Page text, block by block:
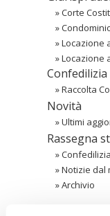
»Corte
»
»Locazione
»Locazione
»Raccolta
Novità
»Ultimi
Rassegna
»Confedilizia
»Notizie dal
»Archivio